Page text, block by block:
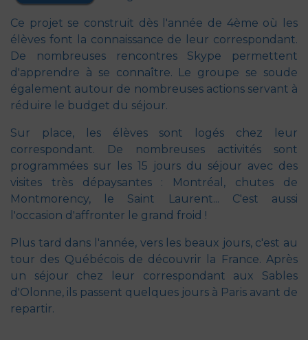
Ce projet se construit dès l'année de 4ème où les
élèves font la connaissance de leur correspondant.
De nombreuses rencontres Skype permettent
d'apprendre à se connaître. Le groupe se soude
également autour de nombreuses actions servant à
réduire le budget du séjour.
Sur place, les élèves sont logés chez leur
correspondant. De nombreuses activités sont
programmées sur les 15 jours du séjour avec des
visites très dépaysantes : Montréal, chutes de
Montmorency, le Saint Laurent... C'est aussi
l'occasion d'affronter le grand froid !
Plus tard dans l'année, vers les beaux jours, c'est au
tour des Québécois de découvrir la France. Après
un séjour chez leur correspondant aux Sables
d'Olonne, ils passent quelques jours à Paris avant de
repartir.